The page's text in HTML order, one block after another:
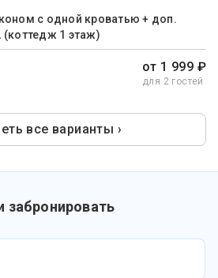
с одной кроватью + доп.
(коттедж 1 этаж)
от 1 999 ₽
для 2 гостей
все варианты ›
забронировать